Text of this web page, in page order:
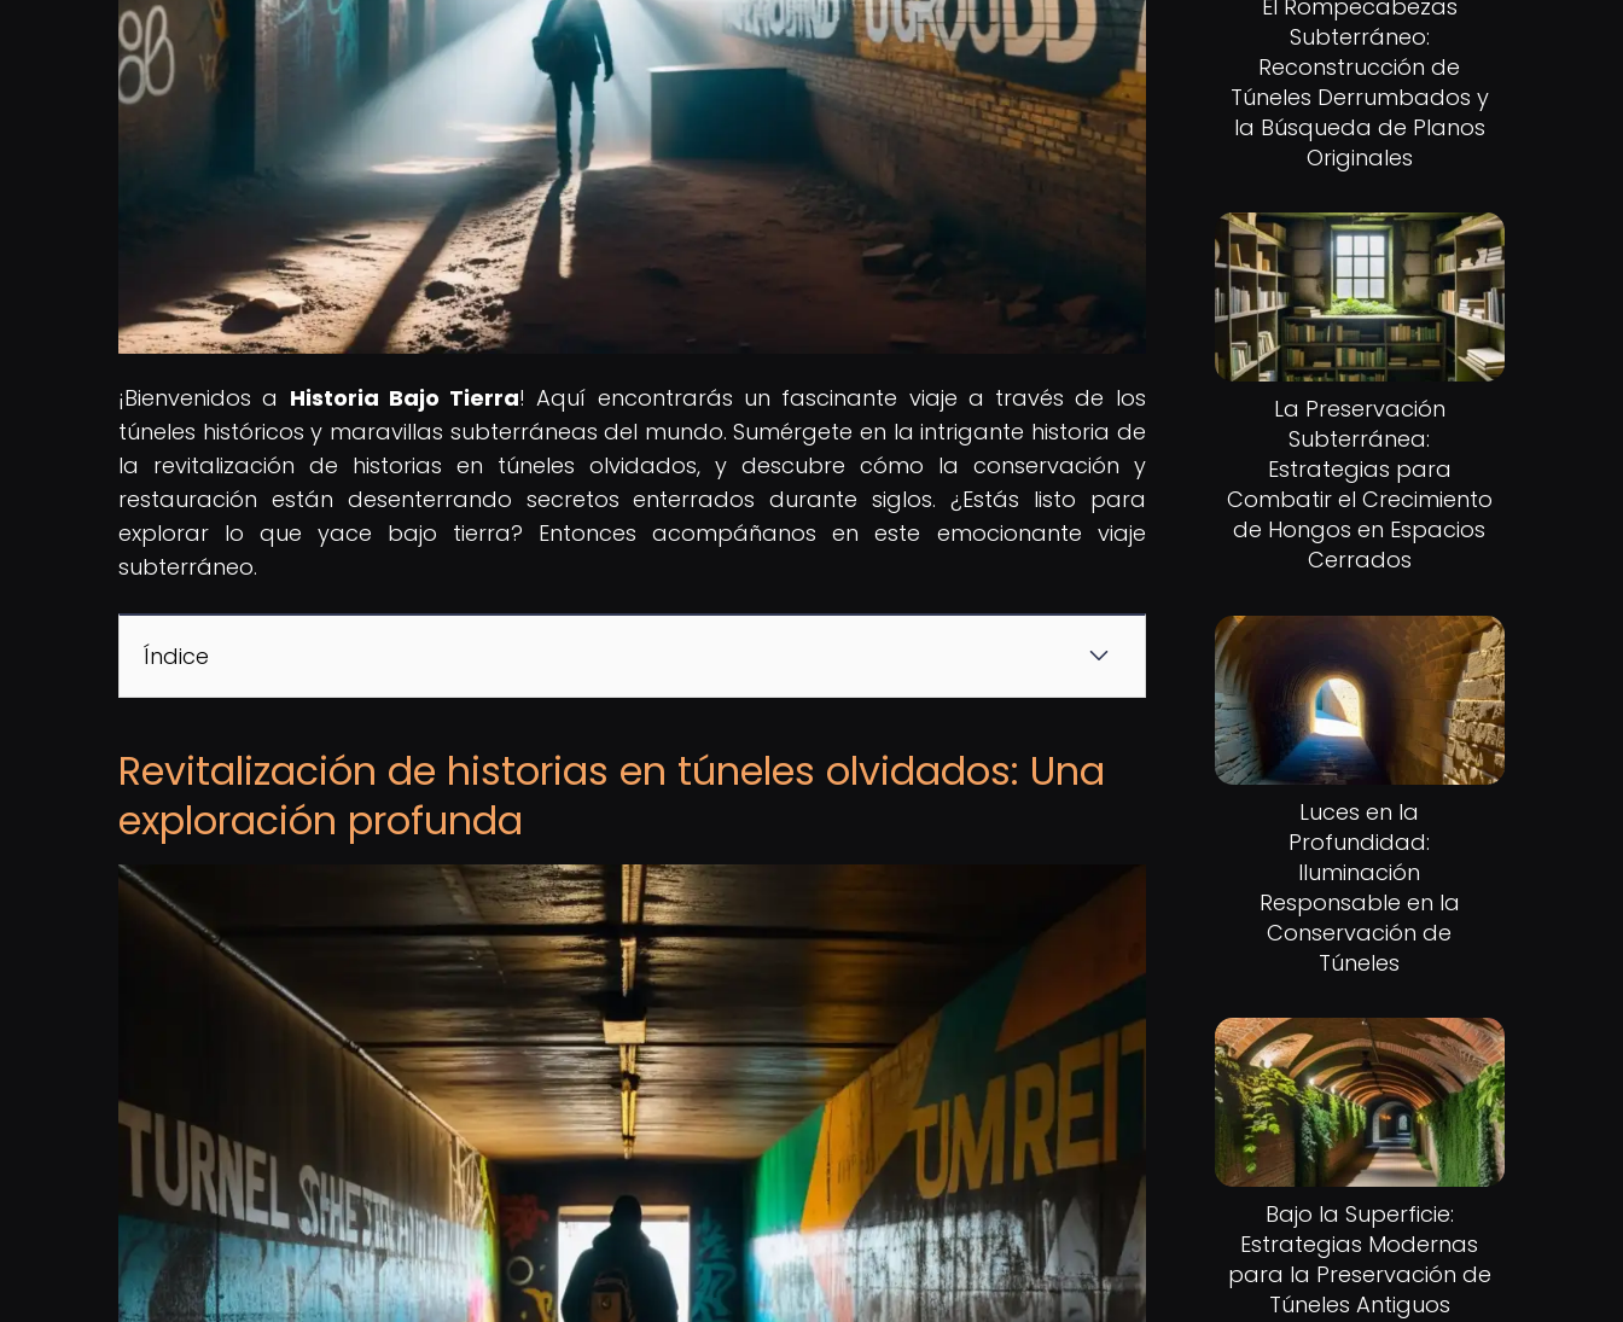
¡Bienvenidos a Historia Bajo Tierra! Aquí encontrarás un fascinante viaje a través de los
túneles históricos y maravillas subterráneas del mundo. Sumérgete en la intrigante historia de
la revitalización de historias en túneles olvidados, y descubre cómo la conservación y
restauración están desenterrando secretos enterrados durante siglos. ¿Estás listo para
explorar lo que yace bajo tierra? Entonces acompáñanos en este emocionante viaje
subterráneo.
Índice
Revitalización de historias en túneles olvidados: Una
exploración profunda
El Rompecabezas
Subterráneo:
Reconstrucción de
Túneles Derrumbados y
la Búsqueda de Planos
Originales
La Preservación
Subterránea:
Estrategias para
Combatir el Crecimiento
de Hongos en Espacios
Cerrados
Luces en la
Profundidad:
Iluminación
Responsable en la
Conservación de
Túneles
Bajo la Superficie:
Estrategias Modernas
para la Preservación de
Túneles Antiguos